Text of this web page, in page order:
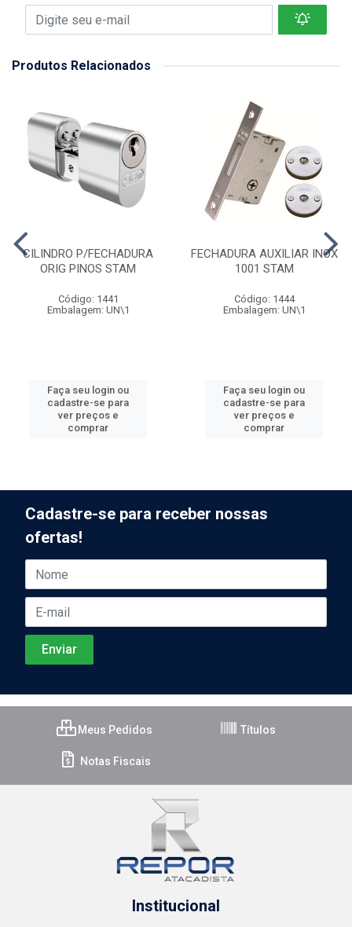
Produtos Relacionados
CILINDRO P/FECHADURA
ORIG PINOS STAM
Código: 1441
Embalagem: UN\1
Faça seu login ou
cadastre-se para
ver preços e
comprar
FECHADURA AUXILIAR INOX
1001 STAM
Código: 1444
Embalagem: UN\1
Faça seu login ou
cadastre-se para
ver preços e
comprar
Cadastre-se para receber nossas
ofertas!
Meus Pedidos Títulos
Notas Fiscais
Institucional